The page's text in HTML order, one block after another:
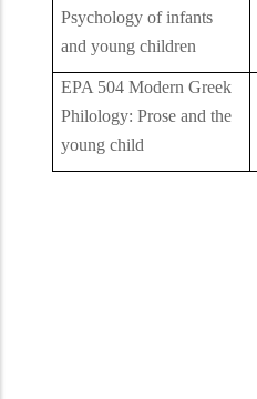
Psychology of infants
and young children
EPA 504 Modern Greek
Philology: Prose and the
young child